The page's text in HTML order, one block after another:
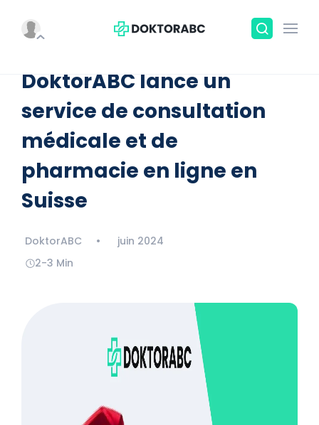
DoktorABC lance un
service de consultation
médicale et de
pharmacie en ligne en
Suisse
DoktorABC     •      juin 2024
2-3 Min